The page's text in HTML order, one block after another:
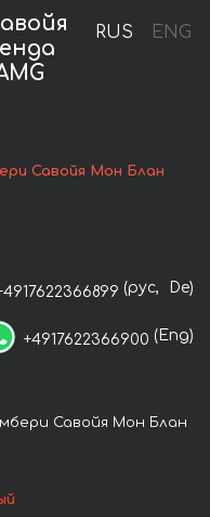
RUS ENG
Савойя Мон Блан
(рус, De)
+4917622366900 (Eng)
Савойя Мон Блан